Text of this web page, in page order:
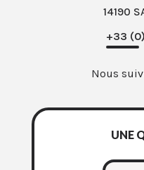
14190
+33
Nous
UNE